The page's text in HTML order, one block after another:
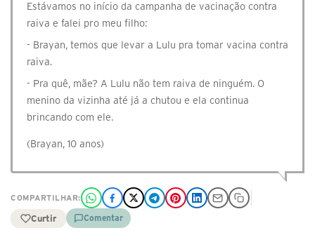
Estávamos no início da campanha de vacinação contra
raiva e falei pro meu filho:
- Brayan, temos que levar a Lulu pra tomar vacina contra
raiva.
- Pra quê, mãe? A Lulu não tem raiva de ninguém. O
menino da vizinha até já a chutou e ela continua
brincando com ele.
(Brayan, 10 anos)
COMPARTILHAR:
Curtir Comentar